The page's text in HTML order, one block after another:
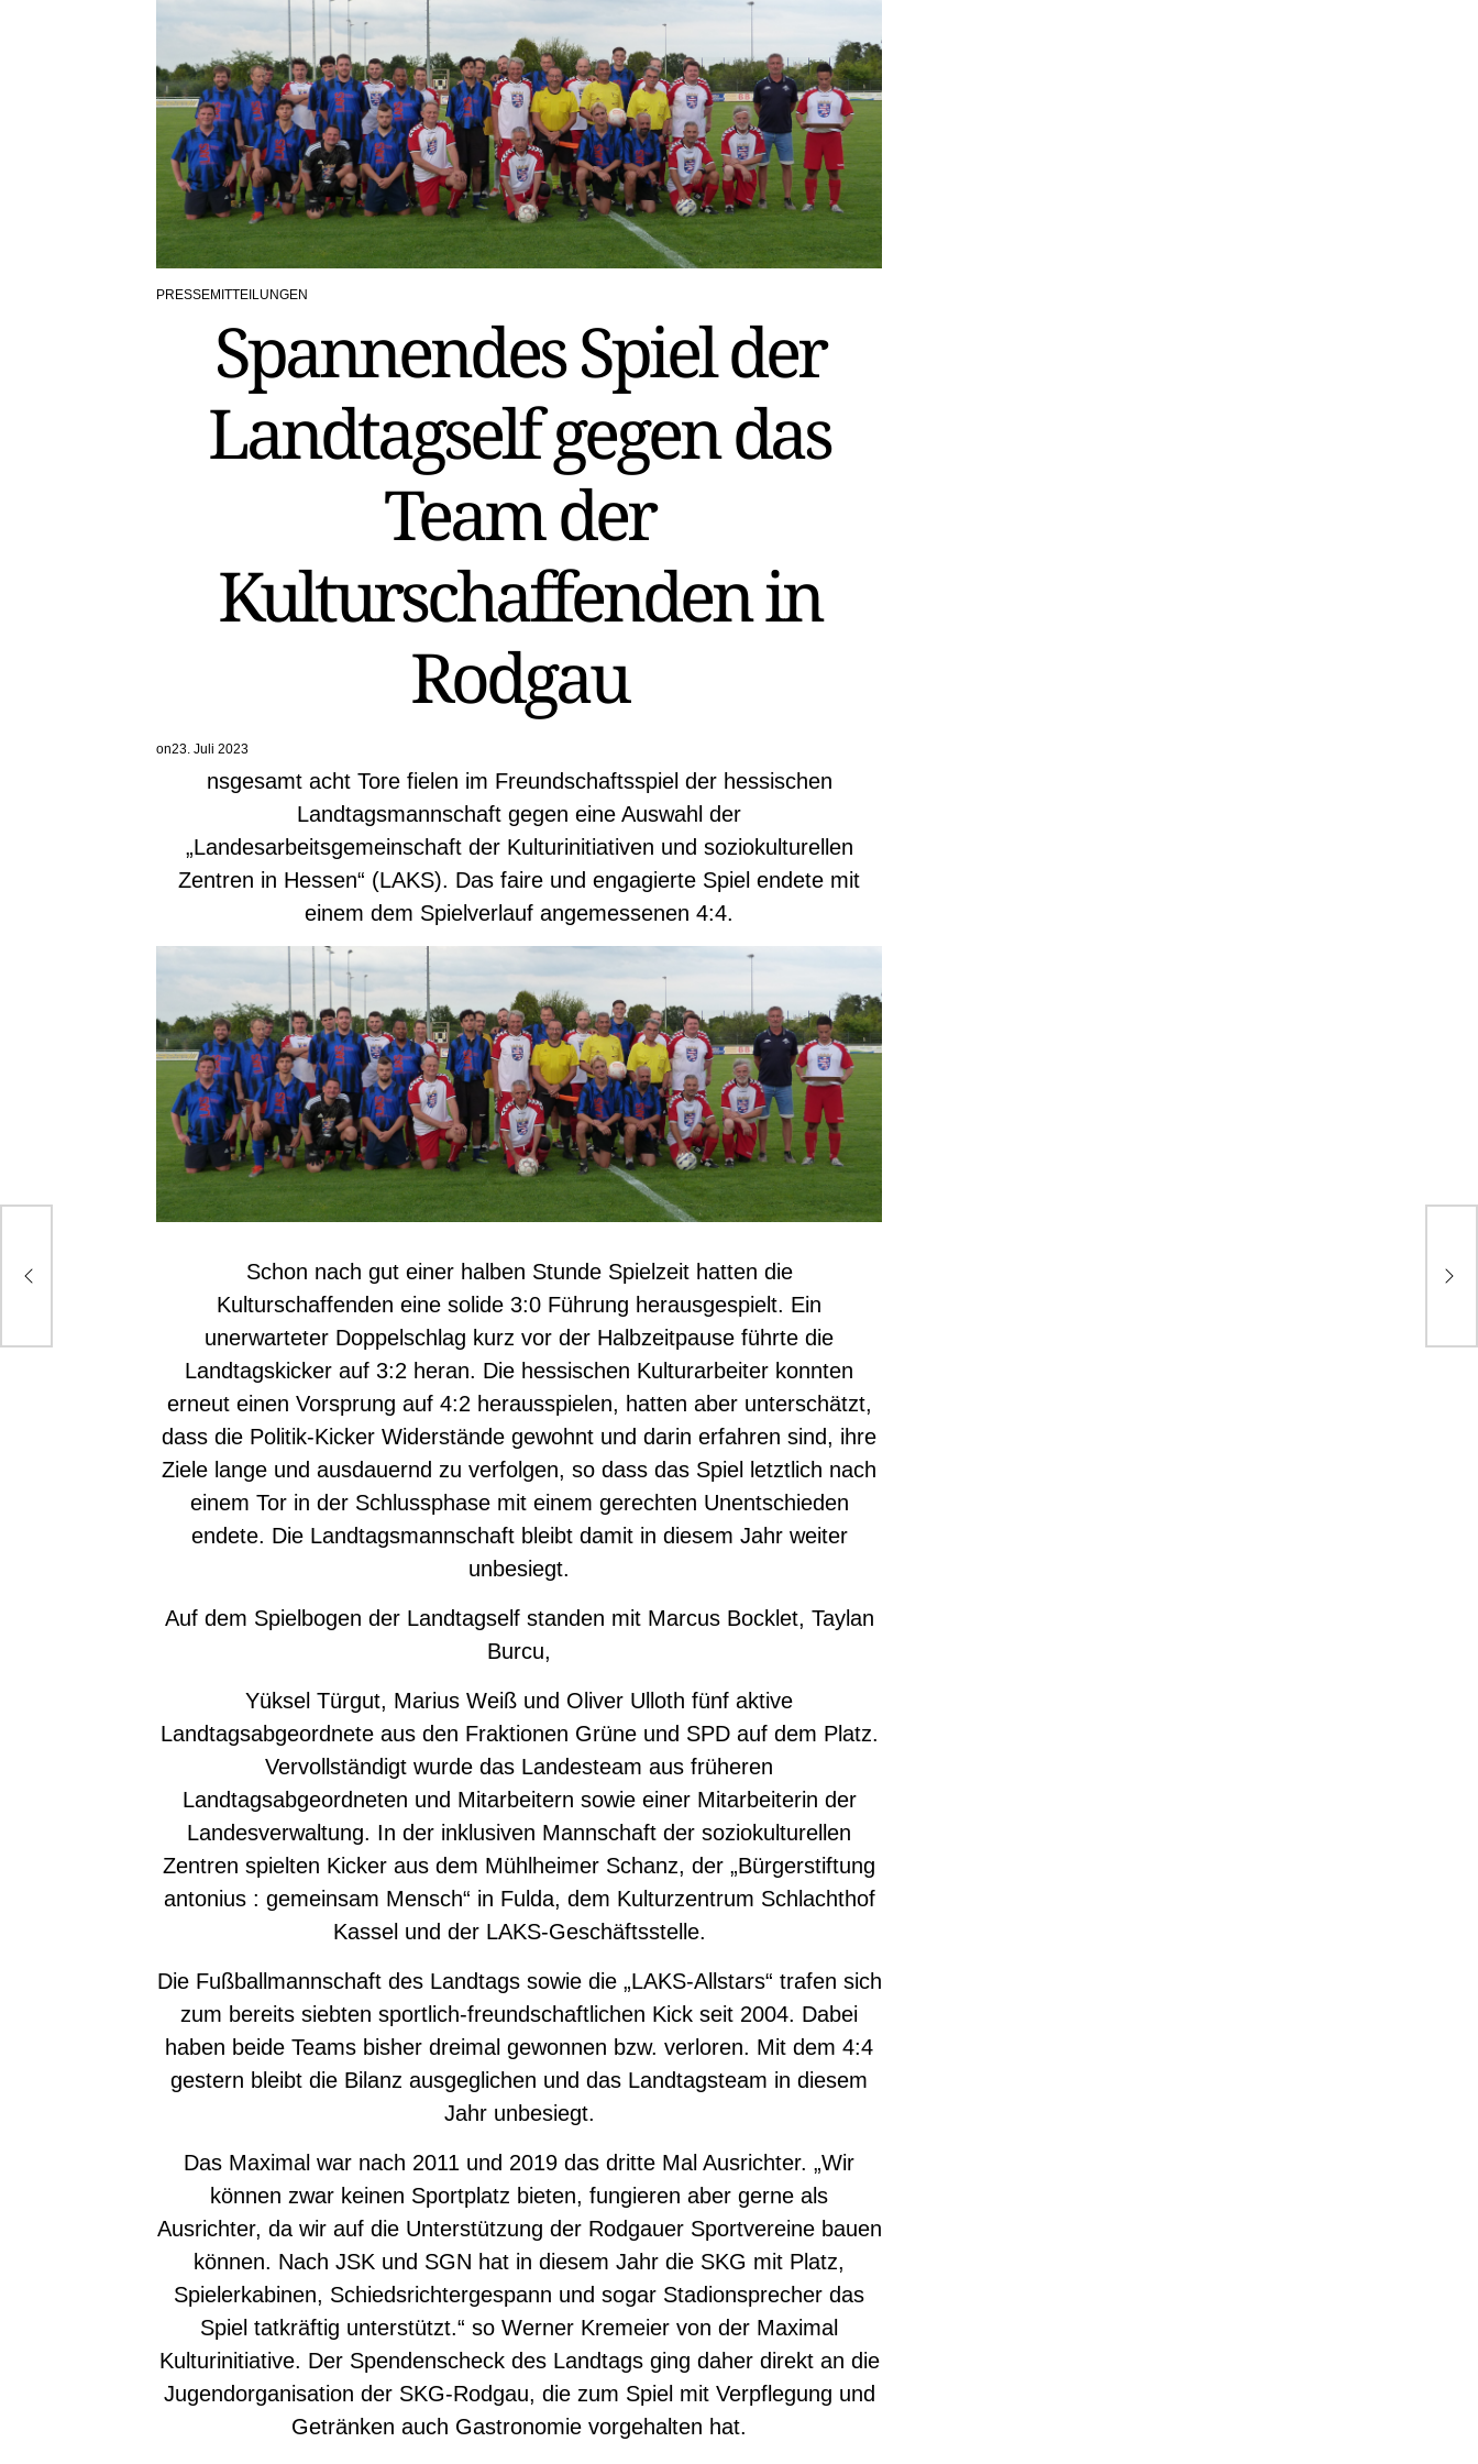
POSTED
PRESSEMITTEILUNGEN
Spannendes Spiel der
Landtagself gegen das
Team der
Kulturschaffenden in
Rodgau
on23. Juli 2023
nsgesamt acht Tore fielen im Freundschaftsspiel der hessischen
Landtagsmannschaft gegen eine Auswahl der
„Landesarbeitsgemeinschaft der Kulturinitiativen und soziokulturellen
Zentren in Hessen“ (LAKS). Das faire und engagierte Spiel endete mit
einem dem Spielverlauf angemessenen 4:4.
Schon nach gut einer halben Stunde Spielzeit hatten die
Kulturschaffenden eine solide 3:0 Führung herausgespielt. Ein
unerwarteter Doppelschlag kurz vor der Halbzeitpause führte die
Landtagskicker auf 3:2 heran. Die hessischen Kulturarbeiter konnten
erneut einen Vorsprung auf 4:2 herausspielen, hatten aber unterschätzt,
dass die Politik-Kicker Widerstände gewohnt und darin erfahren sind, ihre
Ziele lange und ausdauernd zu verfolgen, so dass das Spiel letztlich nach
einem Tor in der Schlussphase mit einem gerechten Unentschieden
endete. Die Landtagsmannschaft bleibt damit in diesem Jahr weiter
unbesiegt.
Auf dem Spielbogen der Landtagself standen mit Marcus Bocklet, Taylan
Burcu,
Yüksel Türgut, Marius Weiß und Oliver Ulloth fünf aktive
Landtagsabgeordnete aus den Fraktionen Grüne und SPD auf dem Platz.
Vervollständigt wurde das Landesteam aus früheren
Landtagsabgeordneten und Mitarbeitern sowie einer Mitarbeiterin der
Landesverwaltung. In der inklusiven Mannschaft der soziokulturellen
Zentren spielten Kicker aus dem Mühlheimer Schanz, der „Bürgerstiftung
antonius : gemeinsam Mensch“ in Fulda, dem Kulturzentrum Schlachthof
Kassel und der LAKS-Geschäftsstelle.
Die Fußballmannschaft des Landtags sowie die „LAKS-Allstars“ trafen sich
zum bereits siebten sportlich-freundschaftlichen Kick seit 2004. Dabei
haben beide Teams bisher dreimal gewonnen bzw. verloren. Mit dem 4:4
gestern bleibt die Bilanz ausgeglichen und das Landtagsteam in diesem
Jahr unbesiegt.
Das Maximal war nach 2011 und 2019 das dritte Mal Ausrichter. „Wir
können zwar keinen Sportplatz bieten, fungieren aber gerne als
Ausrichter, da wir auf die Unterstützung der Rodgauer Sportvereine bauen
können. Nach JSK und SGN hat in diesem Jahr die SKG mit Platz,
Spielerkabinen, Schiedsrichtergespann und sogar Stadionsprecher das
Spiel tatkräftig unterstützt.“ so Werner Kremeier von der Maximal
Kulturinitiative. Der Spendenscheck des Landtags ging daher direkt an die
Jugendorganisation der SKG-Rodgau, die zum Spiel mit Verpflegung und
Getränken auch Gastronomie vorgehalten hat.